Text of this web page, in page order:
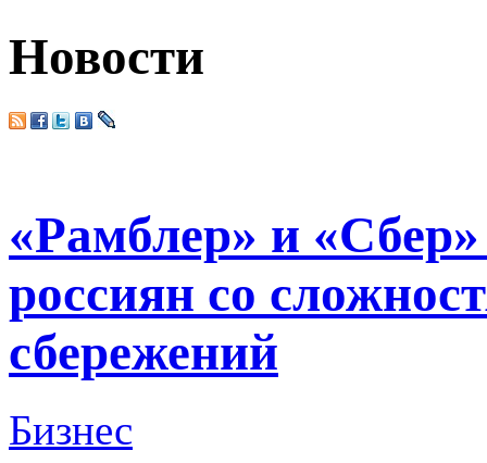
Новости
«Рамблер» и
россиян со
сбережений
Бизнес